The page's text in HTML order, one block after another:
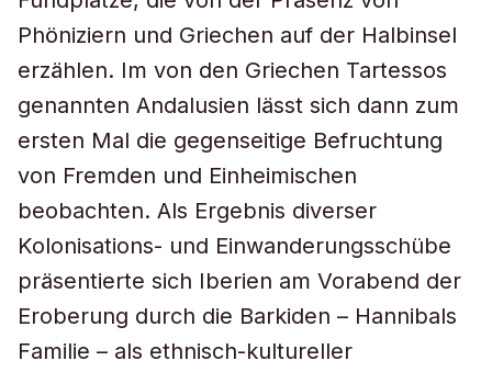
Phöniziern und Griechen auf der Halbinsel
erzählen. Im von den Griechen Tartessos
genannten Andalusien lässt sich dann zum
ersten Mal die gegenseitige Befruchtung
von Fremden und Einheimischen
beobachten. Als Ergebnis diverser
Kolonisations- und Einwanderungsschübe
präsentierte sich Iberien am Vorabend der
Eroberung durch die Barkiden – Hannibals
Familie – als ethnisch-kultureller